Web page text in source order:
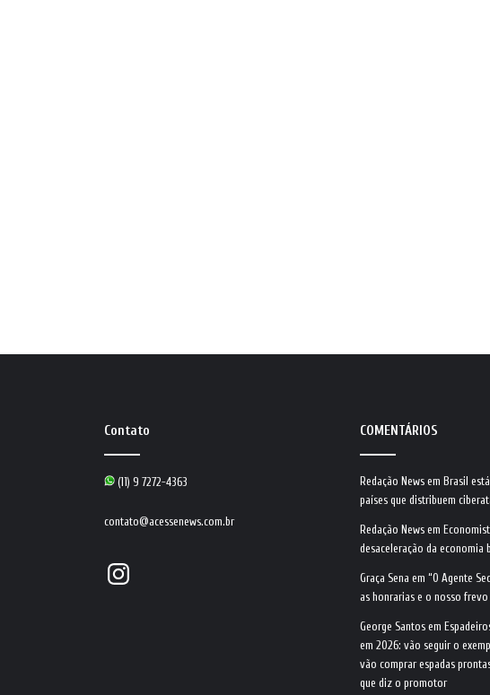
Contato
(11) 9 7272-4363
contato@acessenews.com.br
Instagram
COMENTÁRIOS
Redação News em Brasil
países que distribuem
Redação News em
desaceleração da economia
Graça Sena em“O Agente
as honrarias e o nosso frevo
George Santos em
em 2026: vão seguir o
vão comprar espadas
que diz o promotor